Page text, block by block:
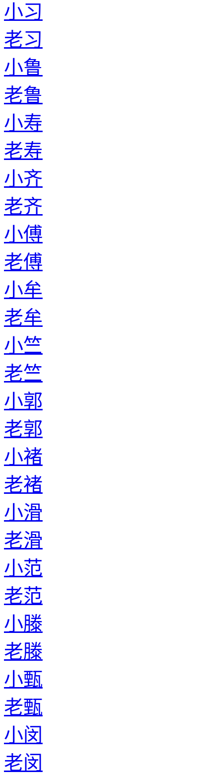
小习
老习
小鲁
老鲁
小寿
老寿
小齐
老齐
小傅
老傅
小牟
老牟
小竺
老竺
小郭
老郭
小褚
老褚
小滑
老滑
小范
老范
小滕
老滕
小甄
老甄
小闵
老闵